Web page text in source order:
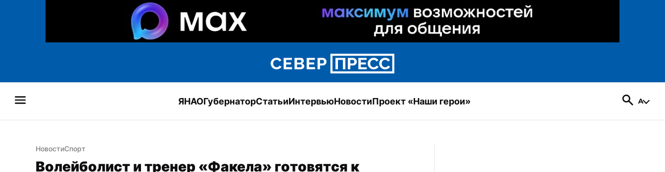
ЯНАОГубернаторСтатьиИнтервьюНовостиПроект «Наши герои»
НовостиСпорт
Волейболист и тренер «Факела» готовятся к